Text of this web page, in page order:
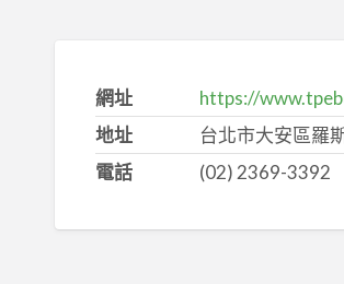
網址
https://
地址
台北市大安區羅
電話
(02) 2369-3392